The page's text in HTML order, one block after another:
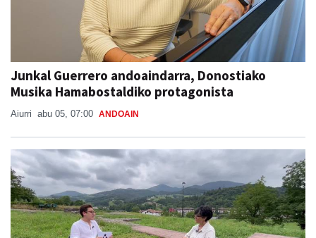
Junkal Guerrero andoaindarra, Donostiako
Musika Hamabostaldiko protagonista
Aiurri abu 05, 07:00 ANDOAIN